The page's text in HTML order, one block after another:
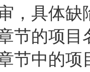
，具体
节的项
节中的项